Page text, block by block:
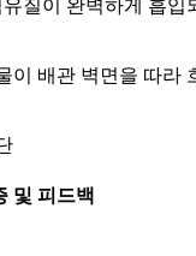
질이 완벽하게 흡입
이 배관 벽면을 따라
및 피드백